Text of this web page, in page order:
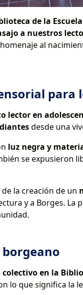
de la
a nuestros
al
para
lector en
desde una
luz negra y
se expusieron
la creación de un
y a Borges.
colectivo en la
lo que significa la